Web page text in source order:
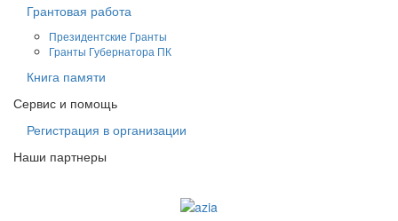
Грантовая работа
Президентские Гранты
Гранты Губернатора ПК
Книга памяти
Сервис и помощь
Регистрация в организации
Наши партнеры